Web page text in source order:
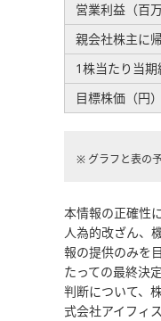
営業利益（百万
親会社株主に
1株当たり当期
目標株価（円）
※ グラフと表の
本情報の正確性
人為的改ざん、
報の提供のみを
たっての最終決
判断について、
式会社アイフィ